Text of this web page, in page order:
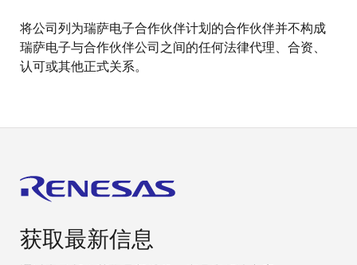
将公司列为瑞萨电子合作伙伴计划的合作伙伴并不构成
瑞萨电子与合作伙伴公司之间的任何法律代理、合资、
认可或其他正式关系。
获取最新信息